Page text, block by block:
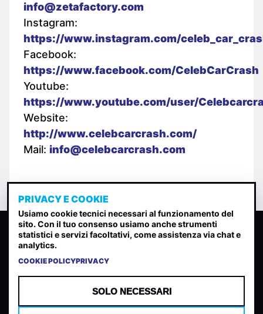
info@zetafactory.com
Instagram:
https://www.instagram.com/
Facebook:
https://www.facebook.com/CelebCarCrash
Youtube:
https://www.youtube.com/user/
Website:
http://www.celebcarcrash.com/
Mail: info@celebcarcrash.com
CLASSIFICA INDIE
Classifica per indice di gradimento generata dall analisi di
TERMINI E CONDIZIONI PRIVACY POLICY
PRIVACY E COOKIE
Usiamo cookie tecnici necessari al funzionamento del
sito. Con il tuo consenso usiamo anche strumenti
statistici e servizi facoltativi, come assistenza via chat e
analytics.
COOKIE POLICYPRIVACY
SOLO NECESSARI